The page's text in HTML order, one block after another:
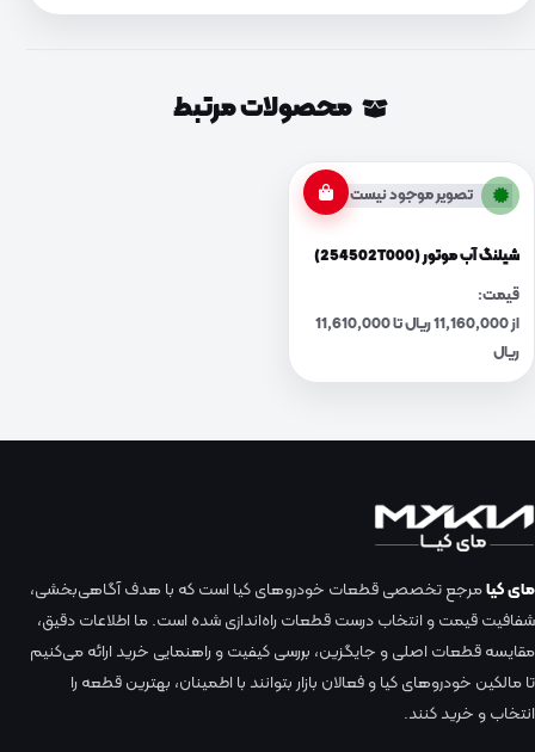
محصولات مرتبط
تصویر موجود نیست
شیلنگ آب موتور (254502T000)
قیمت:
از 11,160,000 ریال تا 11,610,000
ریال
مای کیامرجع تخصصی قطعات خودروهای کیا است که با هدف آگاهی‌بخشی،
شفافیت قیمت و انتخاب درست قطعات راه‌اندازی شده است. ما اطلاعات دقیق،
مقایسه قطعات اصلی و جایگزین، بررسی کیفیت و راهنمایی خرید ارائه می‌کنیم
تا مالکین خودروهای کیا و فعالان بازار بتوانند با اطمینان، بهترین قطعه را
انتخاب و خرید کنند.